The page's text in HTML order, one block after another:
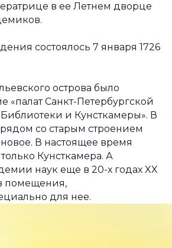
в ее Летнем дворце
состоялось 7 января 1726
острова было
«палат Санкт-Петербургской
и Кунсткамеры». В
со старым строением
В настоящее время
Кунсткамера. А
наук еще в 20-х годах XX
помещения,
для нее.